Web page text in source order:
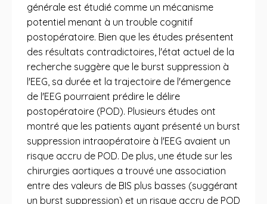
générale est étudié comme un mécanisme
potentiel menant à un trouble cognitif
postopératoire. Bien que les études présentent
des résultats contradictoires, l'état actuel de la
recherche suggère que le burst suppression à
l'EEG, sa durée et la trajectoire de l'émergence
de l'EEG pourraient prédire le délire
postopératoire (POD). Plusieurs études ont
montré que les patients ayant présenté un burst
suppression intraopératoire à l'EEG avaient un
risque accru de POD. De plus, une étude sur les
chirurgies aortiques a trouvé une association
entre des valeurs de BIS plus basses (suggérant
un burst suppression) et un risque accru de POD